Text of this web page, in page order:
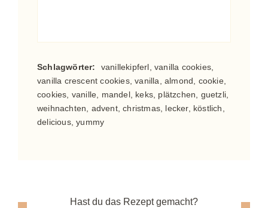
Schlagwörter:
vanillekipferl, vanilla cookies,
vanilla crescent cookies, vanilla, almond, cookie,
cookies, vanille, mandel, keks, plätzchen, guetzli,
weihnachten, advent, christmas, lecker, köstlich,
delicious, yummy
Hast du das Rezept gemacht?